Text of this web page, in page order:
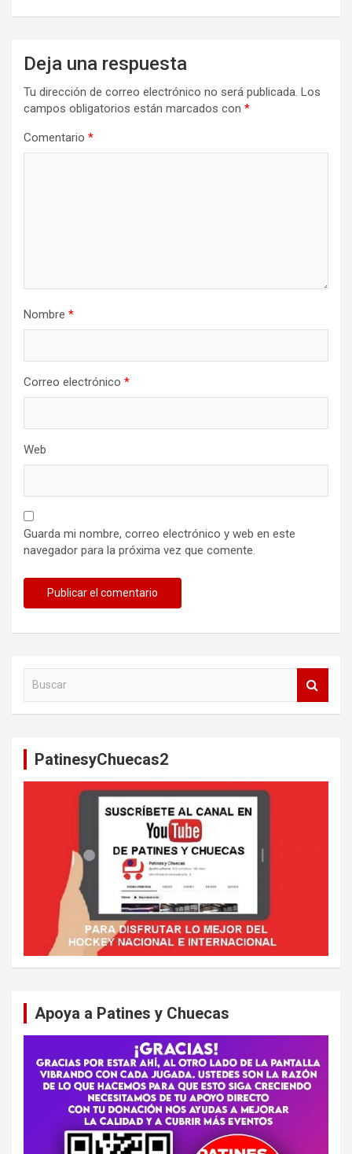
Deja una respuesta
Tu dirección de correo electrónico no será publicada. Los
campos obligatorios están marcados con *
Comentario *
Nombre *
Correo electrónico *
Web
Guarda mi nombre, correo electrónico y web en este
navegador para la próxima vez que comente.
PatinesyChuecas2
Apoya a Patines y Chuecas